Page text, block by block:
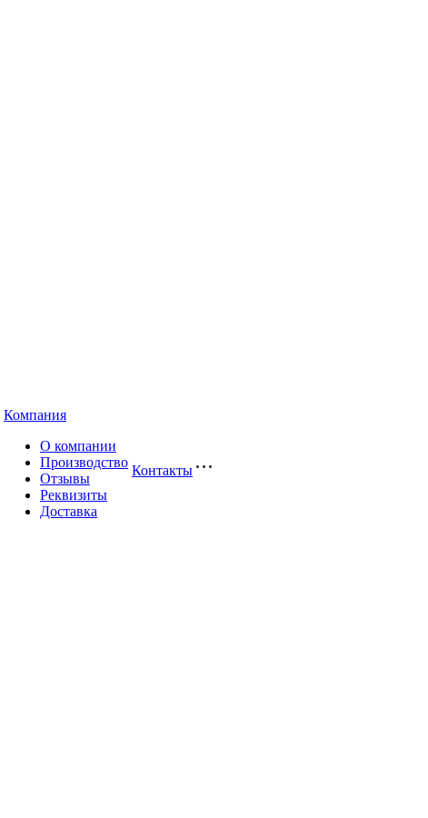
Компания
О компании
Производство
Отзывы
Реквизиты
Доставка
Контакты